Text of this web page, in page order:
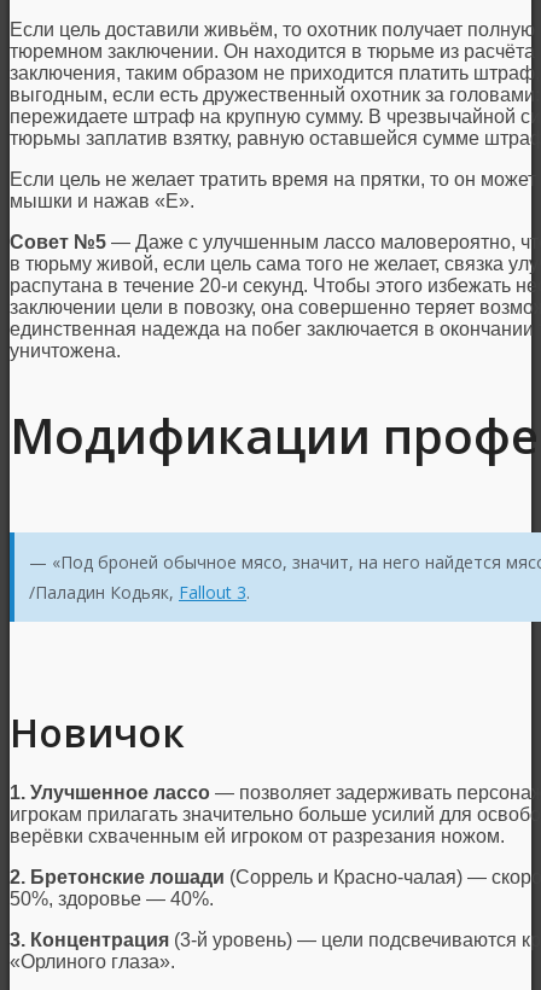
Если цель доставили живьём, то охотник получает
тюремном заключении. Он находится в тюрьме из
заключения, таким образом не приходится платить
выгодным, если есть дружественный охотник за
пережидаете штраф на крупную сумму. В чрезвычайной
тюрьмы заплатив взятку, равную оставшейся сумме
Если цель не желает тратить время на прятки, то он
мышки и нажав «Е».
Совет №5 — Даже с улучшенным лассо маловероятно,
в тюрьму живой, если цель сама того не желает, связка
распутана в течение 20-и секунд. Чтобы этого избежать
заключении цели в повозку, она совершенно теряет
единственная надежда на побег заключается в
уничтожена.
Модификации
— «Под броней обычное мясо, значит, на него найдется
/Паладин Кодьяк, Fallout 3.
Новичок
1. Улучшенное лассо — позволяет задерживать
игрокам прилагать значительно больше усилий для
верёвки схваченным ей игроком от разрезания ножом.
2. Бретонские лошади (Соррель и Красно-чалая) —
50%, здоровье — 40%.
3. Концентрация (3-й уровень) — цели подсвечиваются
«Орлиного глаза».